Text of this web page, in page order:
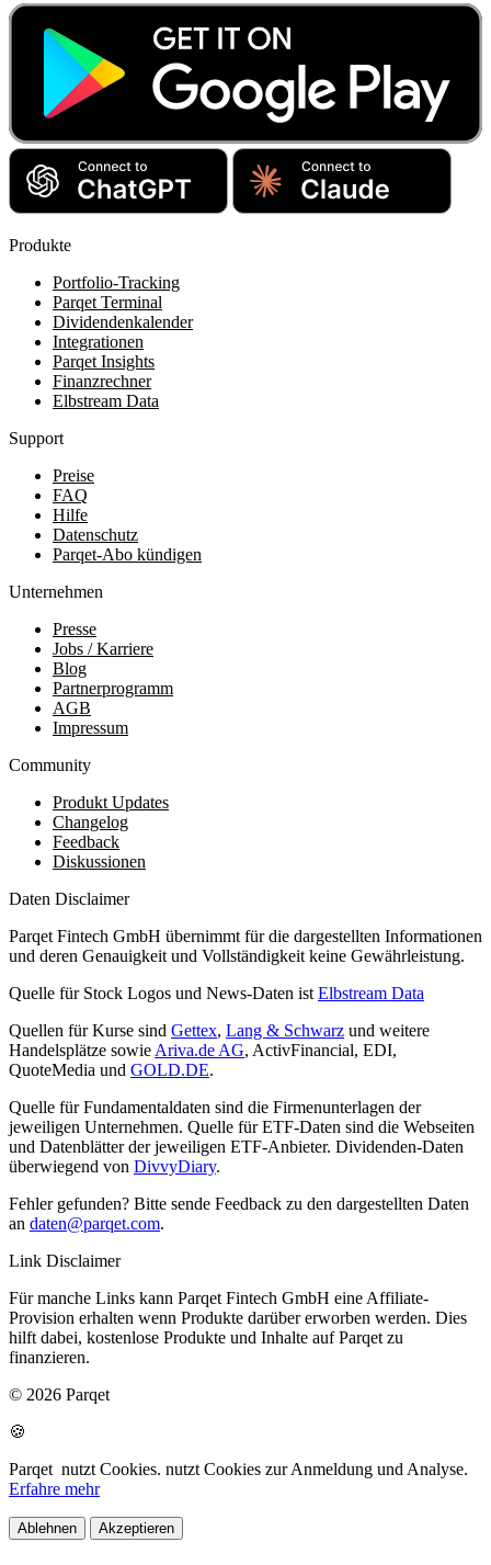
Produkte
Portfolio-Tracking
Parqet Terminal
Dividendenkalender
Integrationen
Parqet Insights
Finanzrechner
Elbstream Data
Support
Preise
FAQ
Hilfe
Datenschutz
Parqet-Abo kündigen
Unternehmen
Presse
Jobs / Karriere
Blog
Partnerprogramm
AGB
Impressum
Community
Produkt Updates
Changelog
Feedback
Diskussionen
Daten Disclaimer
Parqet Fintech GmbH übernimmt für die dargestellten Informationen
und deren Genauigkeit und Vollständigkeit keine Gewährleistung.
Quelle für Stock Logos und News-Daten ist Elbstream Data
Quellen für Kurse sind Gettex, Lang & Schwarz und weitere
Handelsplätze sowie Ariva.de AG, ActivFinancial, EDI,
QuoteMedia und GOLD.DE.
Quelle für Fundamentaldaten sind die Firmenunterlagen der
jeweiligen Unternehmen. Quelle für ETF-Daten sind die Webseiten
und Datenblätter der jeweiligen ETF-Anbieter. Dividenden-Daten
überwiegend von DivvyDiary.
Fehler gefunden? Bitte sende Feedback zu den dargestellten Daten
an daten@parqet.com.
Link Disclaimer
Für manche Links kann Parqet Fintech GmbH eine Affiliate-
Provision erhalten wenn Produkte darüber erworben werden. Dies
hilft dabei, kostenlose Produkte und Inhalte auf Parqet zu
finanzieren.
© 2026 Parqet
🍪
Parqet nutzt Cookies. nutzt Cookies zur Anmeldung und Analyse.
Erfahre mehr
Ablehnen Akzeptieren